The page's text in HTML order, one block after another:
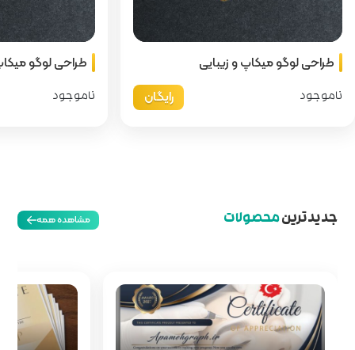
رایگان
طراحی لوگو میکاپ و زیبایی
رایگان
مشاهده همه